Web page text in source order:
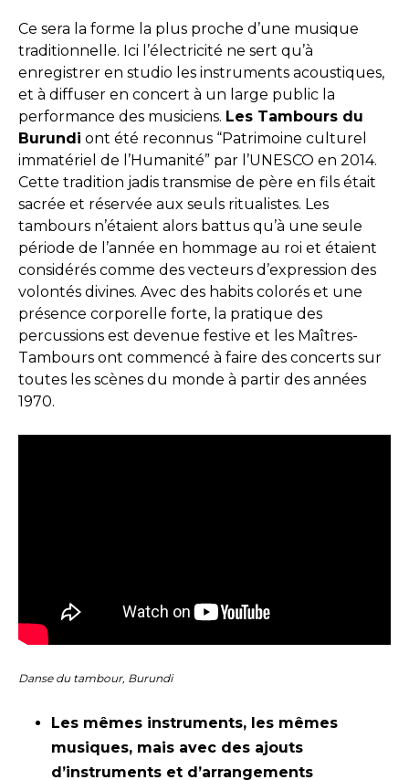
Ce sera la forme la plus proche d’une musique
traditionnelle. Ici l’électricité ne sert qu’à
enregistrer en studio les instruments acoustiques,
et à diffuser en concert à un large public la
performance des musiciens. Les Tambours du
Burundi ont été reconnus “Patrimoine culturel
immatériel de l’Humanité” par l’UNESCO en 2014.
Cette tradition jadis transmise de père en fils était
sacrée et réservée aux seuls ritualistes. Les
tambours n’étaient alors battus qu’à une seule
période de l’année en hommage au roi et étaient
considérés comme des vecteurs d’expression des
volontés divines. Avec des habits colorés et une
présence corporelle forte, la pratique des
percussions est devenue festive et les Maîtres-
Tambours ont commencé à faire des concerts sur
toutes les scènes du monde à partir des années
1970.
Danse du tambour, Burundi
Les mêmes instruments, les mêmes
musiques, mais avec des ajouts
d’instruments et d’arrangements